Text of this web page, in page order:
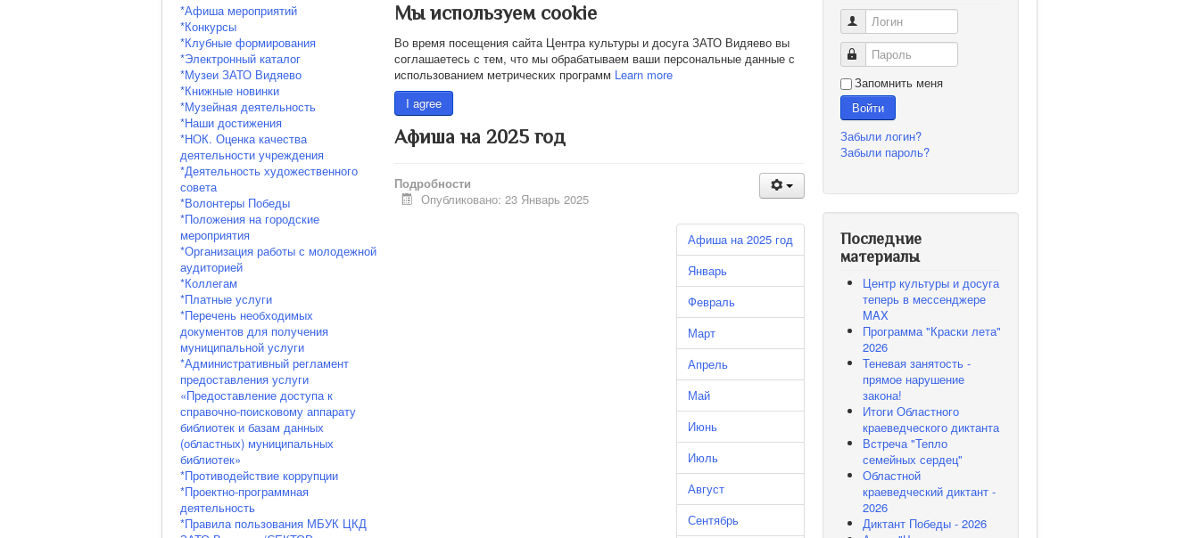
*Афиша мероприятий
*Конкурсы
*Клубные формирования
*Электронный каталог
*Музеи ЗАТО Видяево
*Книжные новинки
*Музейная деятельность
*Наши достижения
*НОК. Оценка качества
деятельности учреждения
*Деятельность художественного
совета
*Волонтеры Победы
*Положения на городские
мероприятия
*Организация работы с молодежной
аудиторией
*Коллегам
*Платные услуги
*Перечень необходимых
документов для получения
муниципальной услуги
*Административный регламент
предоставления услуги
«Предоставление доступа к
справочно-поисковому аппарату
библиотек и базам данных
(областных) муниципальных
библиотек»
*Противодействие коррупции
*Проектно-программная
деятельность
*Правила пользования МБУК ЦКД
Мы используем cookie
Во время посещения сайта Центра культуры и досуга ЗАТО Видяево вы
соглашаетесь с тем, что мы обрабатываем ваши персональные данные с
использованием метрических программ Learn more
I agree
Афиша на 2025 год
Подробности
Опубликовано: 23 Январь 2025
Афиша на 2025 год
Январь
Февраль
Март
Апрель
Май
Июнь
Июль
Август
Сентябрь
Логин
Пароль
Запомнить меня
Войти
Забыли логин?
Забыли пароль?
Последние
материалы
Центр культуры и досуга
теперь в мессенджере
MAX
Программа "Краски лета"
2026
Теневая занятость -
прямое нарушение
закона!
Итоги Областного
краеведческого диктанта
Встреча "Тепло
семейных сердец"
Областной
краеведческий диктант -
2026
Диктант Победы - 2026